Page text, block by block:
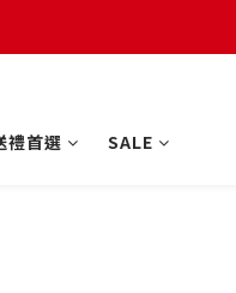
禮首選 SALE